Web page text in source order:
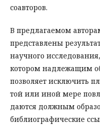
соавторов.
В предлагаемом
представлены
научного
котором надлежащим
позволяет исключить
той или иной мере
даются должным
библиографические